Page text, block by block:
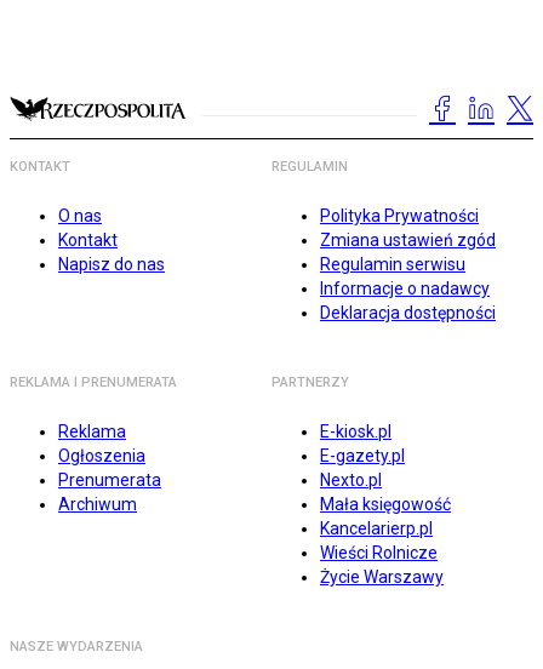
KONTAKT
O nas
Kontakt
Napisz do nas
REGULAMIN
Polityka Prywatności
Zmiana ustawień zgód
Regulamin serwisu
Informacje o nadawcy
Deklaracja dostępności
REKLAMA I PRENUMERATA
Reklama
Ogłoszenia
Prenumerata
Archiwum
PARTNERZY
E-kiosk.pl
E-gazety.pl
Nexto.pl
Mała księgowość
Kancelarierp.pl
Wieści Rolnicze
Życie Warszawy
NASZE WYDARZENIA